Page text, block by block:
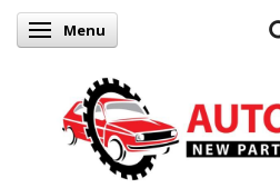
Skifte navigation
Menu